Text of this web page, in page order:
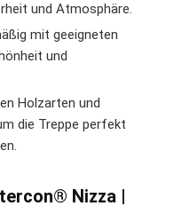
und Atmosphäre.
mit geeigneten
und
Holzarten und
die Treppe perfekt
Nizza |